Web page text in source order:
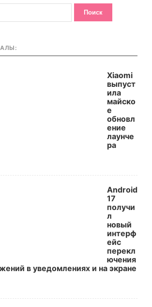
Xiaomi
выпуст
ила
майско
е
обновл
ение
лаунче
ра
Android
17
получи
л
новый
интерф
ейс
перекл
ючения
в уведомлениях и на экране